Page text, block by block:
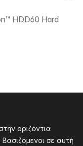
HDD60 Hard
οριζόντια
σε αυτή